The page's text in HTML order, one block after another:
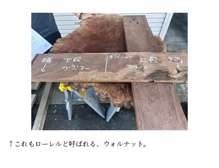
↑これもローレルと呼ばれる、ウォルナット。